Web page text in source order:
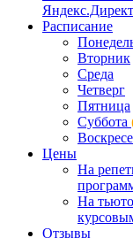
Яндекс.Директ
Расписание
Вторник
Среда
Четверг
Пятница
Суббота
Цены
На
На
Отзывы